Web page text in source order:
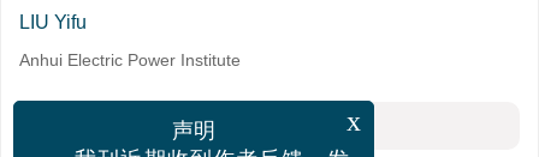
LIU Yifu
Anhui Electric Power Institute
声明